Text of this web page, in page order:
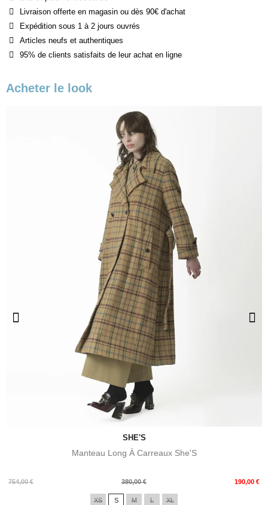
Livraison offerte en magasin ou dès 90€ d'achat
Expédition sous 1 à 2 jours ouvrés
Articles neufs et authentiques
95% de clients satisfaits de leur achat en ligne
Acheter le look
SHE'S
Manteau Long À Carreaux She'S
754,00 €
Prix
380,00 € 190,00 €
Prix
XS S M L XL